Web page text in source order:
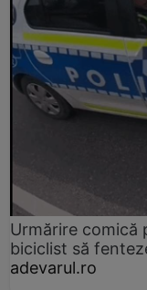
Urmărire comică
biciclist să
adevarul.ro